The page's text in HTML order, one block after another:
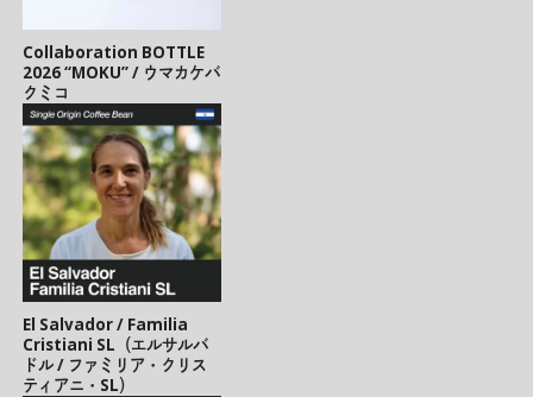
Collaboration BOTTLE
2026 “MOKU” / ウマカケバ
クミコ
El Salvador / Familia
Cristiani SL（エルサルバ
ドル / ファミリア・クリス
ティアニ・SL）